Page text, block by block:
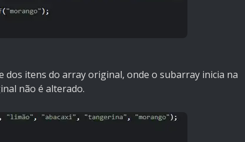
dos itens do array original, onde o subarray inicia na
não é alterado.